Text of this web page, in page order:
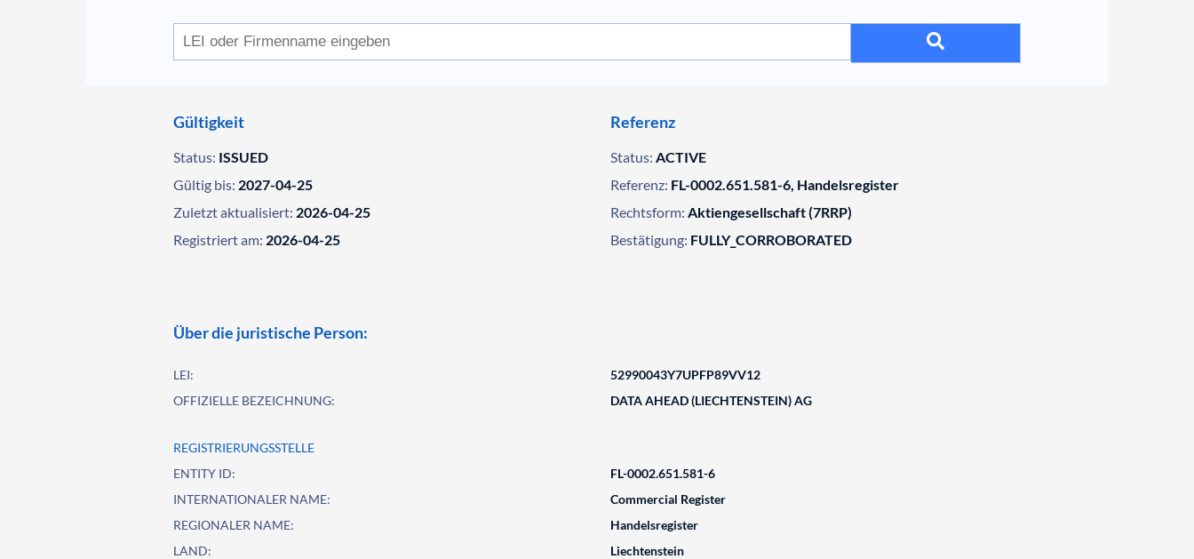
Gültigkeit
Status: ISSUED
Gültig bis: 2027-04-25
Zuletzt aktualisiert: 2026-04-25
Registriert am: 2026-04-25
Referenz
Status: ACTIVE
Referenz: FL-0002.651.581-6, Handelsregister
Rechtsform: Aktiengesellschaft (7RRP)
Bestätigung: FULLY_CORROBORATED
Über die juristische Person:
LEI:
52990043Y7UPFP89VV12
OFFIZIELLE BEZEICHNUNG:
DATA AHEAD (LIECHTENSTEIN) AG
REGISTRIERUNGSSTELLE
ENTITY ID:
FL-0002.651.581-6
INTERNATIONALER NAME:
Commercial Register
REGIONALER NAME:
Handelsregister
LAND:
Liechtenstein